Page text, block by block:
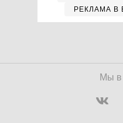
РЕКЛАМА В
Мы в